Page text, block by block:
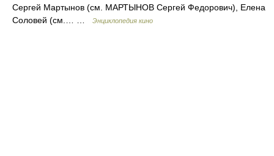
Сергей Мартынов (см. МАРТЫНОВ Сергей Федорович), Елена
Соловей (см.… …
Энциклопедия кино